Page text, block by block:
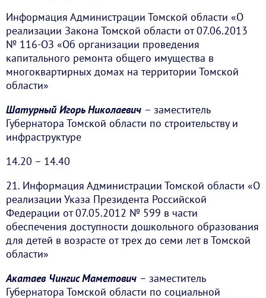
Информация Администрации Томской области «О
реализации Закона Томской области от 07.06.2013
№ 116-ОЗ «Об организации проведения
капитального ремонта общего имущества в
многоквартирных домах на территории Томской
области»
Шатурный Игорь Николаевич – заместитель
Губернатора Томской области по строительству и
инфраструктуре
14.20 – 14.40
21. Информация Администрации Томской области «О
реализации Указа Президента Российской
Федерации от 07.05.2012 № 599 в части
обеспечения доступности дошкольного образования
для детей в возрасте от трех до семи лет в Томской
области»
Акатаев Чингис Маметович – заместитель
Губернатора Томской области по социальной